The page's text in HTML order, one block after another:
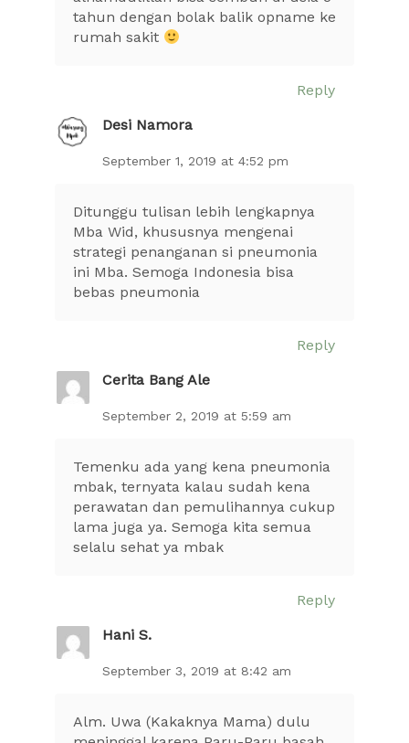
tahun dengan bolak balik opname ke
rumah sakit
Reply
Desi Namora
September 1, 2019 at 4:52 pm
Ditunggu tulisan lebih lengkapnya
Mba Wid, khususnya mengenai
strategi penanganan si pneumonia
ini Mba. Semoga Indonesia bisa
bebas pneumonia
Reply
Cerita Bang Ale
September 2, 2019 at 5:59 am
Temenku ada yang kena pneumonia
mbak, ternyata kalau sudah kena
perawatan dan pemulihannya cukup
lama juga ya. Semoga kita semua
selalu sehat ya mbak
Reply
Hani S.
September 3, 2019 at 8:42 am
Alm. Uwa (Kakaknya Mama) dulu